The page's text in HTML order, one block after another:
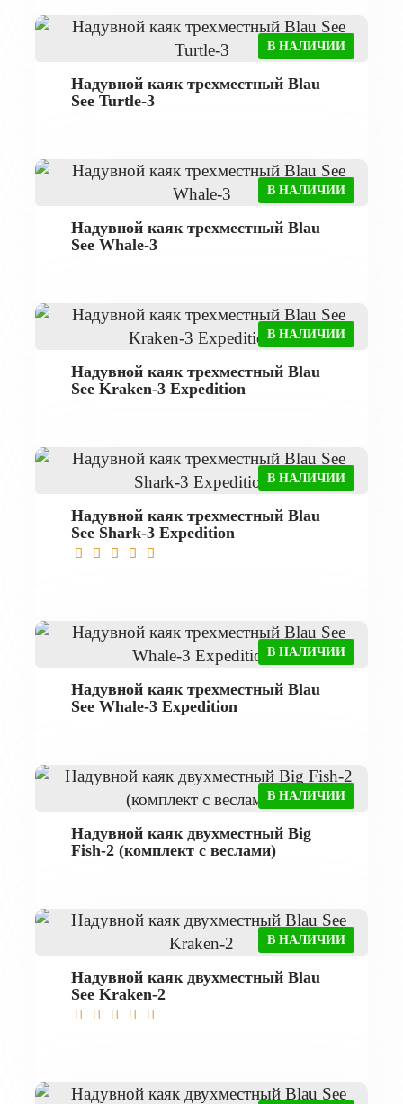
В НАЛИЧИИ
Надувной каяк трехместный Blau
See Turtle-3
В НАЛИЧИИ
Надувной каяк трехместный Blau
See Whale-3
В НАЛИЧИИ
Надувной каяк трехместный Blau
See Kraken-3 Expedition
В НАЛИЧИИ
Надувной каяк трехместный Blau
See Shark-3 Expedition
В НАЛИЧИИ
Надувной каяк трехместный Blau
See Whale-3 Expedition
В НАЛИЧИИ
Надувной каяк двухместный Big
Fish-2 (комплект с веслами)
В НАЛИЧИИ
Надувной каяк двухместный Blau
See Kraken-2